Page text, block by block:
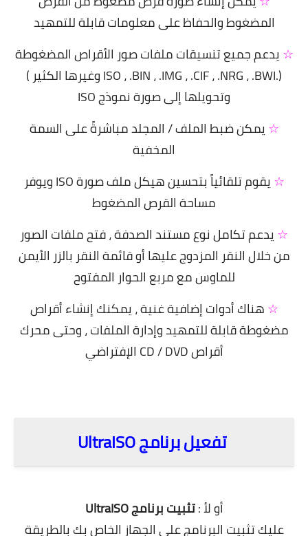
المضغوط والحفاظ على معلومات قابلة للتمهيد
☆يدعم جميع تنسيقات ملفات صور الأقراص المضغوطة
(.ISO ، .BIN ، .IMG ، .CIF ، .NRG ، .BWI وغيرها الكثير )
وتحويلها إلى صورة نموذج ISO
☆يمكن ضبط الملف / المجلد مباشرةً على السمة
المخفية
☆
يقوم تلقائياً بتحسين هيكل ملف صورة ISO ويوفر
مساحة القرص المضغوط
☆يدعم تكامل نوع مستند الصدفة ، فتح ملفات الصور
من خلال النقر المزدوج عليها أو قائمة النقر بالزر الأيمن
للماوس مع مربع الحوار المفتوح
☆هناك أدوات إضافية غنية ، يمكنك إنشاء أقراص
مضغوطة قابلة للتمهيد وإدارة الملفات ، وحتى محرك
أقراص CD / DVD الإفتراضي
تفعيل برنامج UltraISO
أو لأ :تثبيت برنامج UltraISO
عليك تثبيت البرنامج على الجهاز الخاص بك بالطريقة